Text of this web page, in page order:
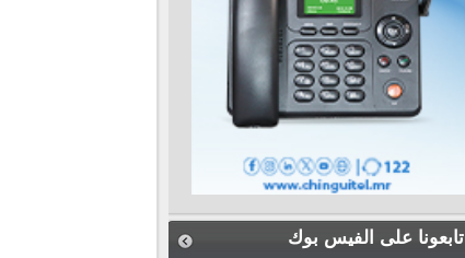
تابعونا على الفيس بوك